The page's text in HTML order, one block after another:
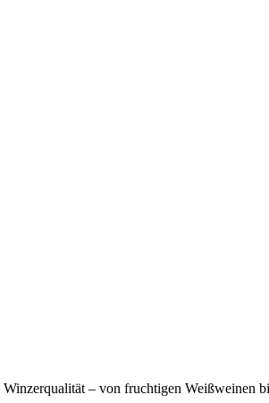
– von fruchtigen Weißweinen